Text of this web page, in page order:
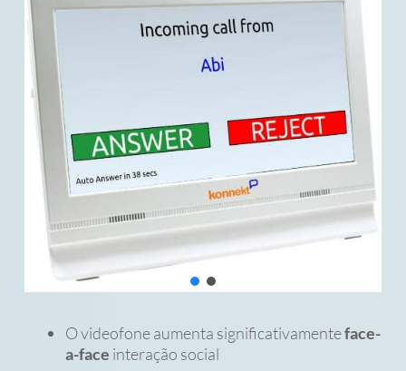
O videofone aumenta significativamenteface-
a-face interação social